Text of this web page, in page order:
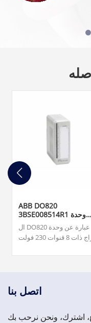
ABB DO820
3BSE008514R1 وحدة
الإخراج الرقميال DO820 عبارة عن وحدة
إخراج ذات 8 قنوات 230 فولت
S800 I/O. فريقنا متاح على مدار
من قطع الغيار المهمة،
اتصل بنا
اشترك، ونحن نرحب بك